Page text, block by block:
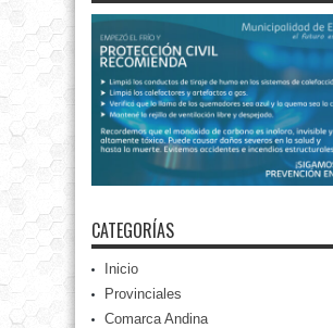
CATEGORÍAS
Inicio
Provinciales
Comarca Andina